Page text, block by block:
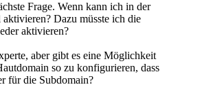
Frage. Wenn kann ich in der
Dazu müsste ich die
aktivieren?
aber gibt es eine Möglichkeit
so zu konfigurieren, dass
für die Subdomain?